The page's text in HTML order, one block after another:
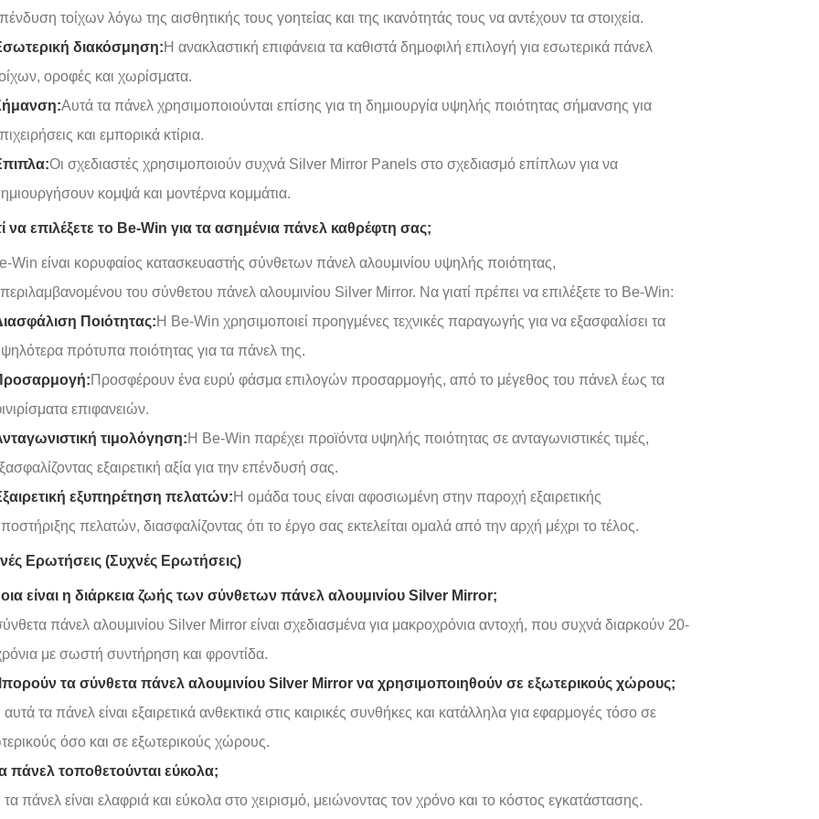
τοίχων λόγω της αισθητικής τους γοητείας και της ικανότητάς τους να αντέχουν τα στοιχεία.
διακόσμηση:Η ανακλαστική επιφάνεια τα καθιστά δημοφιλή επιλογή για εσωτερικά πάνελ
οροφές και χωρίσματα.
Αυτά τα πάνελ χρησιμοποιούνται επίσης για τη δημιουργία υψηλής ποιότητας σήμανσης για
και εμπορικά κτίρια.
Οι σχεδιαστές χρησιμοποιούν συχνά Silver Mirror Panels στο σχεδιασμό επίπλων για να
κομψά και μοντέρνα κομμάτια.
να επιλέξετε το Be-Win για τα ασημένια πάνελ καθρέφτη σας;
Win είναι κορυφαίος κατασκευαστής σύνθετων πάνελ αλουμινίου υψηλής ποιότητας,
του σύνθετου πάνελ αλουμινίου Silver Mirror. Να γιατί πρέπει να επιλέξετε το Be-Win:
Ποιότητας:Η Be-Win χρησιμοποιεί προηγμένες τεχνικές παραγωγής για να εξασφαλίσει τα
πρότυπα ποιότητας για τα πάνελ της.
Προσφέρουν ένα ευρύ φάσμα επιλογών προσαρμογής, από το μέγεθος του πάνελ έως τα
επιφανειών.
τιμολόγηση:Η Be-Win παρέχει προϊόντα υψηλής ποιότητας σε ανταγωνιστικές τιμές,
εξαιρετική αξία για την επένδυσή σας.
εξυπηρέτηση πελατών:Η ομάδα τους είναι αφοσιωμένη στην παροχή εξαιρετικής
πελατών, διασφαλίζοντας ότι το έργο σας εκτελείται ομαλά από την αρχή μέχρι το τέλος.
Ερωτήσεις (Συχνές Ερωτήσεις)
είναι η διάρκεια ζωής των σύνθετων πάνελ αλουμινίου Silver Mirror;
πάνελ αλουμινίου Silver Mirror είναι σχεδιασμένα για μακροχρόνια αντοχή, που συχνά διαρκούν 20-
με σωστή συντήρηση και φροντίδα.
τα σύνθετα πάνελ αλουμινίου Silver Mirror να χρησιμοποιηθούν σε εξωτερικούς χώρους;
αυτά τα πάνελ είναι εξαιρετικά ανθεκτικά στις καιρικές συνθήκες και κατάλληλα για εφαρμογές τόσο σε
όσο και σε εξωτερικούς χώρους.
πάνελ τοποθετούνται εύκολα;
τα πάνελ είναι ελαφριά και εύκολα στο χειρισμό, μειώνοντας τον χρόνο και το κόστος εγκατάστασης.